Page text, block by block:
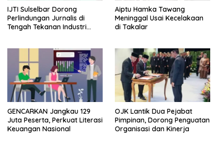
IJTI Sulselbar Dorong
Perlindungan Jurnalis di
Tengah Tekanan Industri
Aiptu Hamka Tawang
Meninggal Usai Kecelakaan
di Takalar
GENCARKAN Jangkau 129
Juta Peserta, Perkuat Literasi
Keuangan Nasional
OJK Lantik Dua Pejabat
Pimpinan, Dorong Penguatan
Organisasi dan Kinerja